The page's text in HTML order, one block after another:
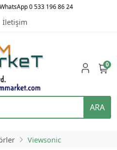
0 533 196 86 24
İletişim
ARA
0
Viewsonic